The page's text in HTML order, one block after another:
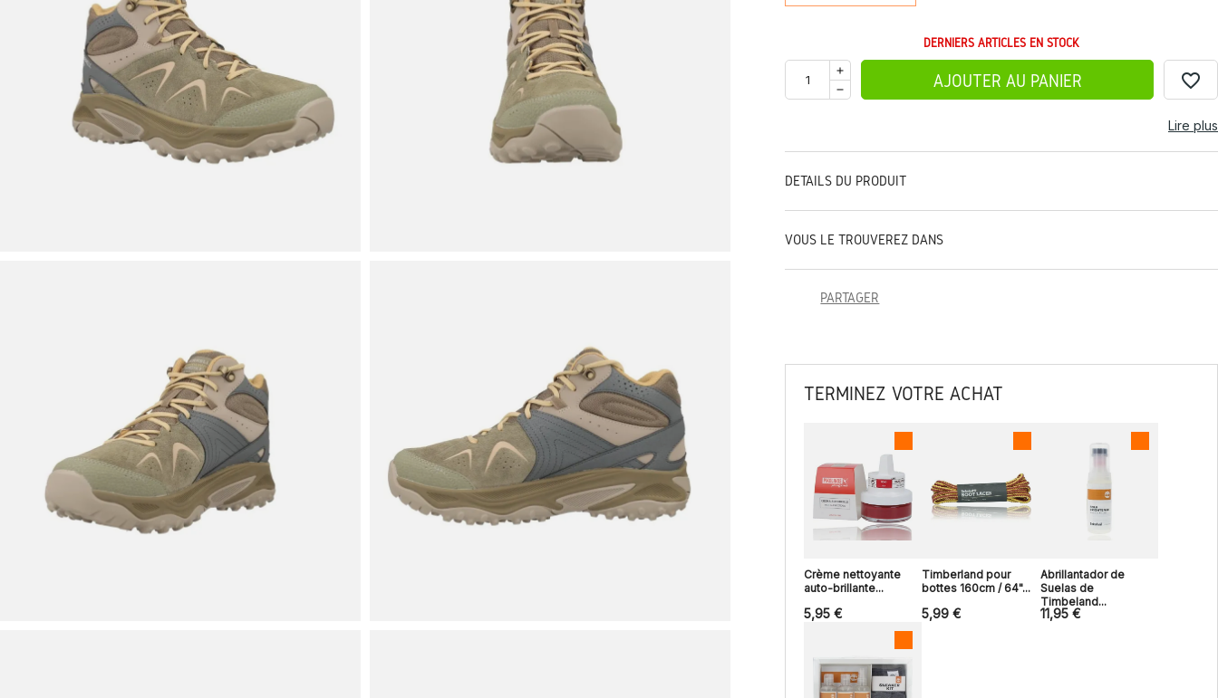
DERNIERS ARTICLES EN STOCK
AJOUTER AU PANIER favorite_border
Lire plus
DÉTAILS DU PRODUIT
VOUS LE TROUVEREZ DANS
PARTAGER
TERMINEZ VOTRE ACHAT
Crème nettoyante
auto-brillante...
5,95 €
Timberland pour
bottes 160cm / 64"...
5,99 €
Abrillantador de
Suelas de
Timbeland...
11,95 €